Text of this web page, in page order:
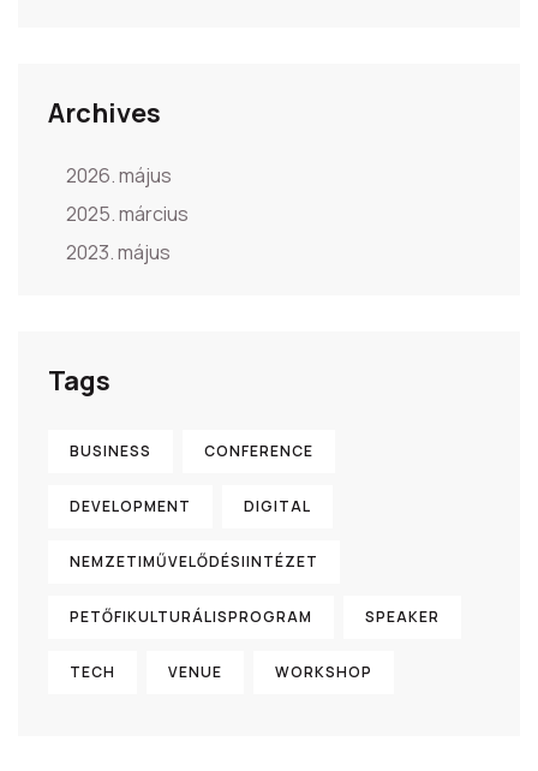
Archives
2026. május
2025. március
2023. május
Tags
BUSINESS CONFERENCE
DEVELOPMENT DIGITAL
NEMZETIMŰVELŐDÉSIINTÉZET
PETŐFIKULTURÁLISPROGRAM SPEAKER
TECH VENUE WORKSHOP